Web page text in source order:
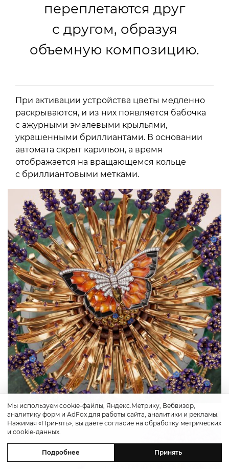
переплетаются друг
с другом, образуя
объемную композицию.
При активации устройства цветы медленно
раскрываются, и из них появляется бабочка
с ажурными эмалевыми крыльями,
украшенными бриллиантами. В основании
автомата скрыт карильон, а время
отображается на вращающемся кольце
с бриллиантовыми метками.
Мы используем cookie-файлы, Яндекс.Метрику, Вебвизор,
аналитику форм и AdFox для работы сайта, аналитики и рекламы.
Нажимая «Принять», вы даете согласие на обработку метрических
и cookie-данных.
Подробнее Принять